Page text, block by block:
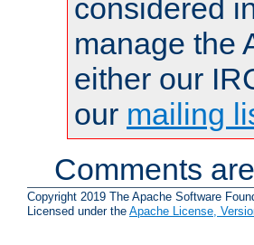
considered
manage the
either our
our mailing
Comments
Copyright 2019 The Apache Software
Licensed under the Apache License,